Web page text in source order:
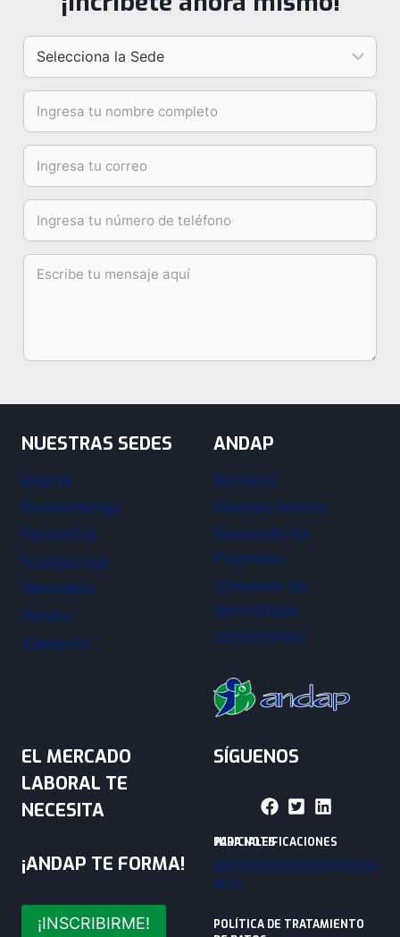
NUESTRAS SEDES
Bogotá
Bucaramanga
Facatativá
Fusagasugá
Manizales
Pereira
Zipaquirá
ANDAP
Nosotros
Quienes Somos
Desarrollo de
Proyectos
Contratos de
Aprendizaje
Contáctenos
EL MERCADO
LABORAL TE
NECESITA
¡ANDAP TE FORMA!
¡INSCRIBIRME!
SÍGUENOS
PARA NOTIFICACIONES JUDICIALES
administrativanacional@andap.e
du.co
POLÍTICA DE TRATAMIENTO